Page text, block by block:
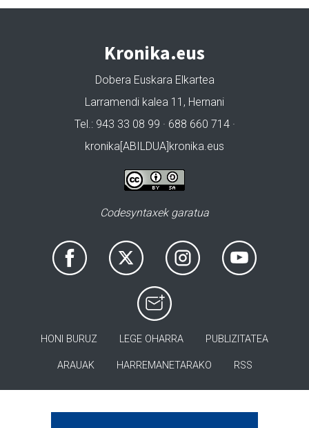
Kronika.eus
Dobera Euskara Elkartea
Larramendi kalea 11, Hernani
Tel.: 943 33 08 99 · 688 660 714 ·
kronika[ABILDUA]kronika.eus
Codesyntaxek garatua
HONI BURUZ LEGE OHARRA PUBLIZITATEA
ARAUAK HARREMANETARAKO RSS